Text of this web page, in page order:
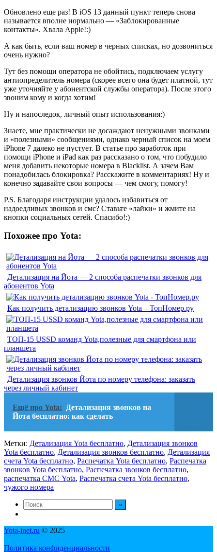
Обновлено еще раз! В iOS 13 данный пункт теперь снова
называется вполне нормально — «Заблокированные
контакты». Хвала Apple!:)
А как быть, если ваш номер в черных списках, но дозвониться
очень нужно?
Тут без помощи оператора не обойтись, подключаем услугу
антиопределитель номера (скорее всего она будет платной, тут
уже уточняйте у абонентской службы оператора). После этого
звоним кому и когда хотим!
Ну и напоследок, личный опыт использования:)
Знаете, мне практически не досаждают ненужными звонками
и «полезными» сообщениями, однако черный список на моем
iPhone 7 далеко не пустует. В статье про заработок при
помощи iPhone и iPad как раз рассказано о том, что побудило
меня добавить некоторые номера в Blacklist. А зачем Вам
понадобилась блокировка? Расскажите в комментариях! Ну и
конечно задавайте свои вопросы — чем смогу, помогу!
P.S. Благодаря инструкции удалось избавиться от
надоедливых звонков и смс? Ставьте «лайки» и жмите на
кнопки социальных сетей. Спасибо!:)
Похожее про Yota:
Детализация на Йота — 2 способа распечатки звонков для
абонентов Yota
Как получить детализацию звонков Yota – ТопНомер.ру
ТОП-15 USSD команд Yota,полезные для смартфона или
планшета
Детализация звонков Йота по номеру телефона: заказать
через личный кабинет
Ещё про Yota:
Детализация звонков на
Йота бесплатно: как сделать
Метки: Детализация Yota бесплатно, Детализация звонков
Yota бесплатно, Детализация звонков бесплатно, Детализация
счета Yota бесплатно, Распечатка Yota бесплатно, Распечатка
звонков Yota бесплатно, Распечатка звонков бесплатно,
распечатка СМС Yota, Распечатка счета Yota бесплатно,
чужого номера
Yota-inet.ru © 2025
Политика конфиденциальности